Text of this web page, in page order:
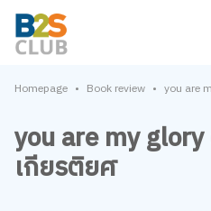
Homepage • Book review • you are
you are my
เกียรติยศ